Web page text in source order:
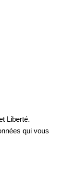
Liberté.
qui vous